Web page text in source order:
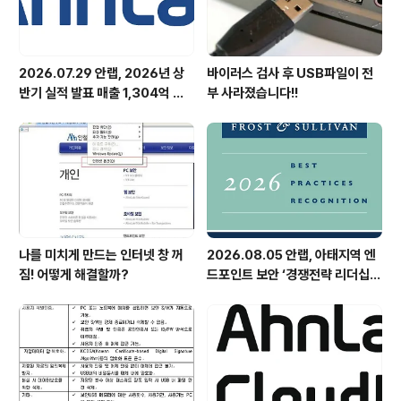
2026.07.29 안랩, 2026년 상
반기 실적 발표 매출 1,304억 원,
바이러스 검사 후 USB파일이 전
부 사라졌습니다!!
나를 미치게 만드는 인터넷 창 꺼
짐! 어떻게 해결할까?
2026.08.05 안랩, 아태지역 엔
드포인트 보안 ‘경쟁전략 리더십’